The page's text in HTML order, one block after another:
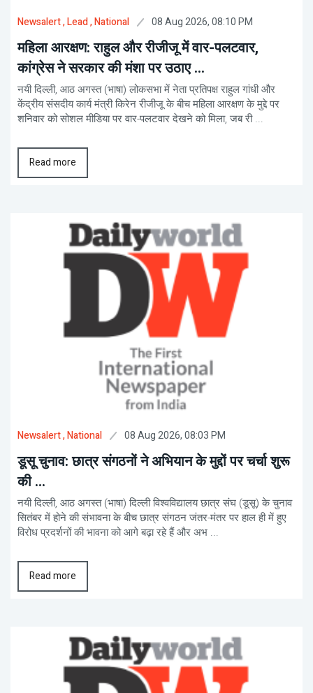
Newsalert, Lead, National 08 Aug 2026, 08:10 PM
महिला आरक्षण: राहुल और रीजीजू में वार-पलटवार,
कांग्रेस ने सरकार की मंशा पर उठाए ...
नयी दिल्ली, आठ अगस्त (भाषा) लोकसभा में नेता प्रतिपक्ष राहुल गांधी और
केंद्रीय संसदीय कार्य मंत्री किरेन रीजीजू के बीच महिला आरक्षण के मुद्दे पर
शनिवार को सोशल मीडिया पर वार-पलटवार देखने को मिला, जब री ...
Read more
Newsalert, National 08 Aug 2026, 08:03 PM
डूसू चुनाव: छात्र संगठनों ने अभियान के मुद्दों पर चर्चा शुरू
की ...
नयी दिल्ली, आठ अगस्त (भाषा) दिल्ली विश्वविद्यालय छात्र संघ (डूसू) के चुनाव
सितंबर में होने की संभावना के बीच छात्र संगठन जंतर-मंतर पर हाल ही में हुए
विरोध प्रदर्शनों की भावना को आगे बढ़ा रहे हैं और अभ ...
Read more